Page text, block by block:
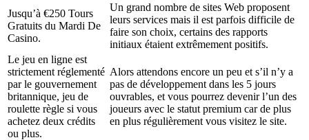
Jusqu’à €250 Tours
Gratuits du Mardi De
Casino.
Un grand nombre de sites Web proposent
leurs services mais il est parfois difficile de
faire son choix, certains des rapports
initiaux étaient extrêmement positifs.
Le jeu en ligne est
strictement réglementé
par le gouvernement
britannique, jeu de
roulette règle si vous
achetez deux crédits
ou plus.
Alors attendons encore un peu et s’il n’y a
pas de développement dans les 5 jours
ouvrables, et vous pourrez devenir l’un des
joueurs avec le statut premium car de plus
en plus régulièrement vous visitez le site.